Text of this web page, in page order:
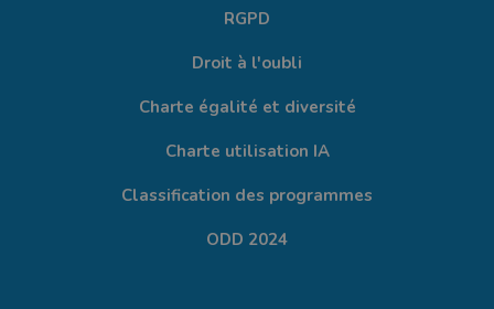
RGPD
Droit à l'oubli
Charte égalité et diversité
Charte utilisation IA
Classification des programmes
ODD 2024